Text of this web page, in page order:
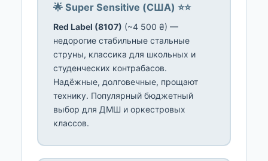
🌟 Super Sensitive (США) ⭐⭐
Red Label (8107) (~4 500 ₴) —
недорогие стабильные стальные
струны, классика для школьных и
студенческих контрабасов.
Надёжные, долговечные, прощают
технику. Популярный бюджетный
выбор для ДМШ и оркестровых
классов.